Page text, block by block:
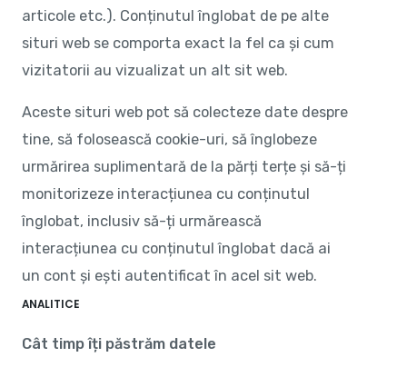
articole etc.). Conținutul înglobat de pe alte
situri web se comporta exact la fel ca și cum
vizitatorii au vizualizat un alt sit web.
Aceste situri web pot să colecteze date despre
tine, să folosească cookie-uri, să înglobeze
urmărirea suplimentară de la părți terțe și să-ți
monitorizeze interacțiunea cu conținutul
înglobat, inclusiv să-ți urmărească
interacțiunea cu conținutul înglobat dacă ai
un cont și ești autentificat în acel sit web.
ANALITICE
Cât timp îți păstrăm datele